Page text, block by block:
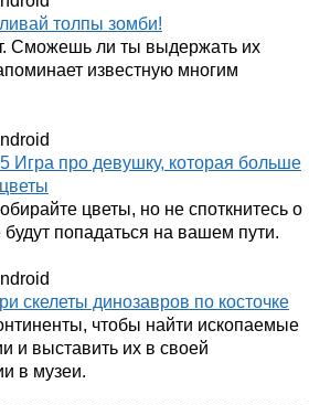
толпы зомби!
Сможешь ли ты выдержать их
известную многим
Игра про девушку, которая больше
цветы, но не споткнитесь о
попадаться на вашем пути.
скелеты динозавров по косточке
чтобы найти ископаемые
и выставить их в своей
в музеи.